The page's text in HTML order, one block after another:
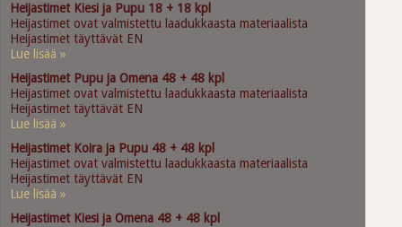
Heijastimet Kiesi ja Pupu 18 + 18 kpl
Heijastimet ovat valmistettu laadukkaasta materiaalista
Heijastimet täyttävät EN
Lue lisää »
Heijastimet Pupu ja Omena 48 + 48 kpl
Heijastimet ovat valmistettu laadukkaasta materiaalista
Heijastimet täyttävät EN
Lue lisää »
Heijastimet Koira ja Pupu 48 + 48 kpl
Heijastimet ovat valmistettu laadukkaasta materiaalista
Heijastimet täyttävät EN
Lue lisää »
Heijastimet Kiesi ja Omena 48 + 48 kpl